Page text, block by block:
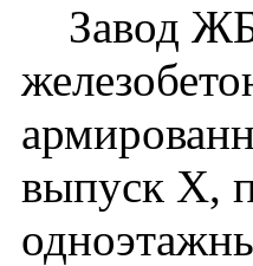
Завод
выпуск X,